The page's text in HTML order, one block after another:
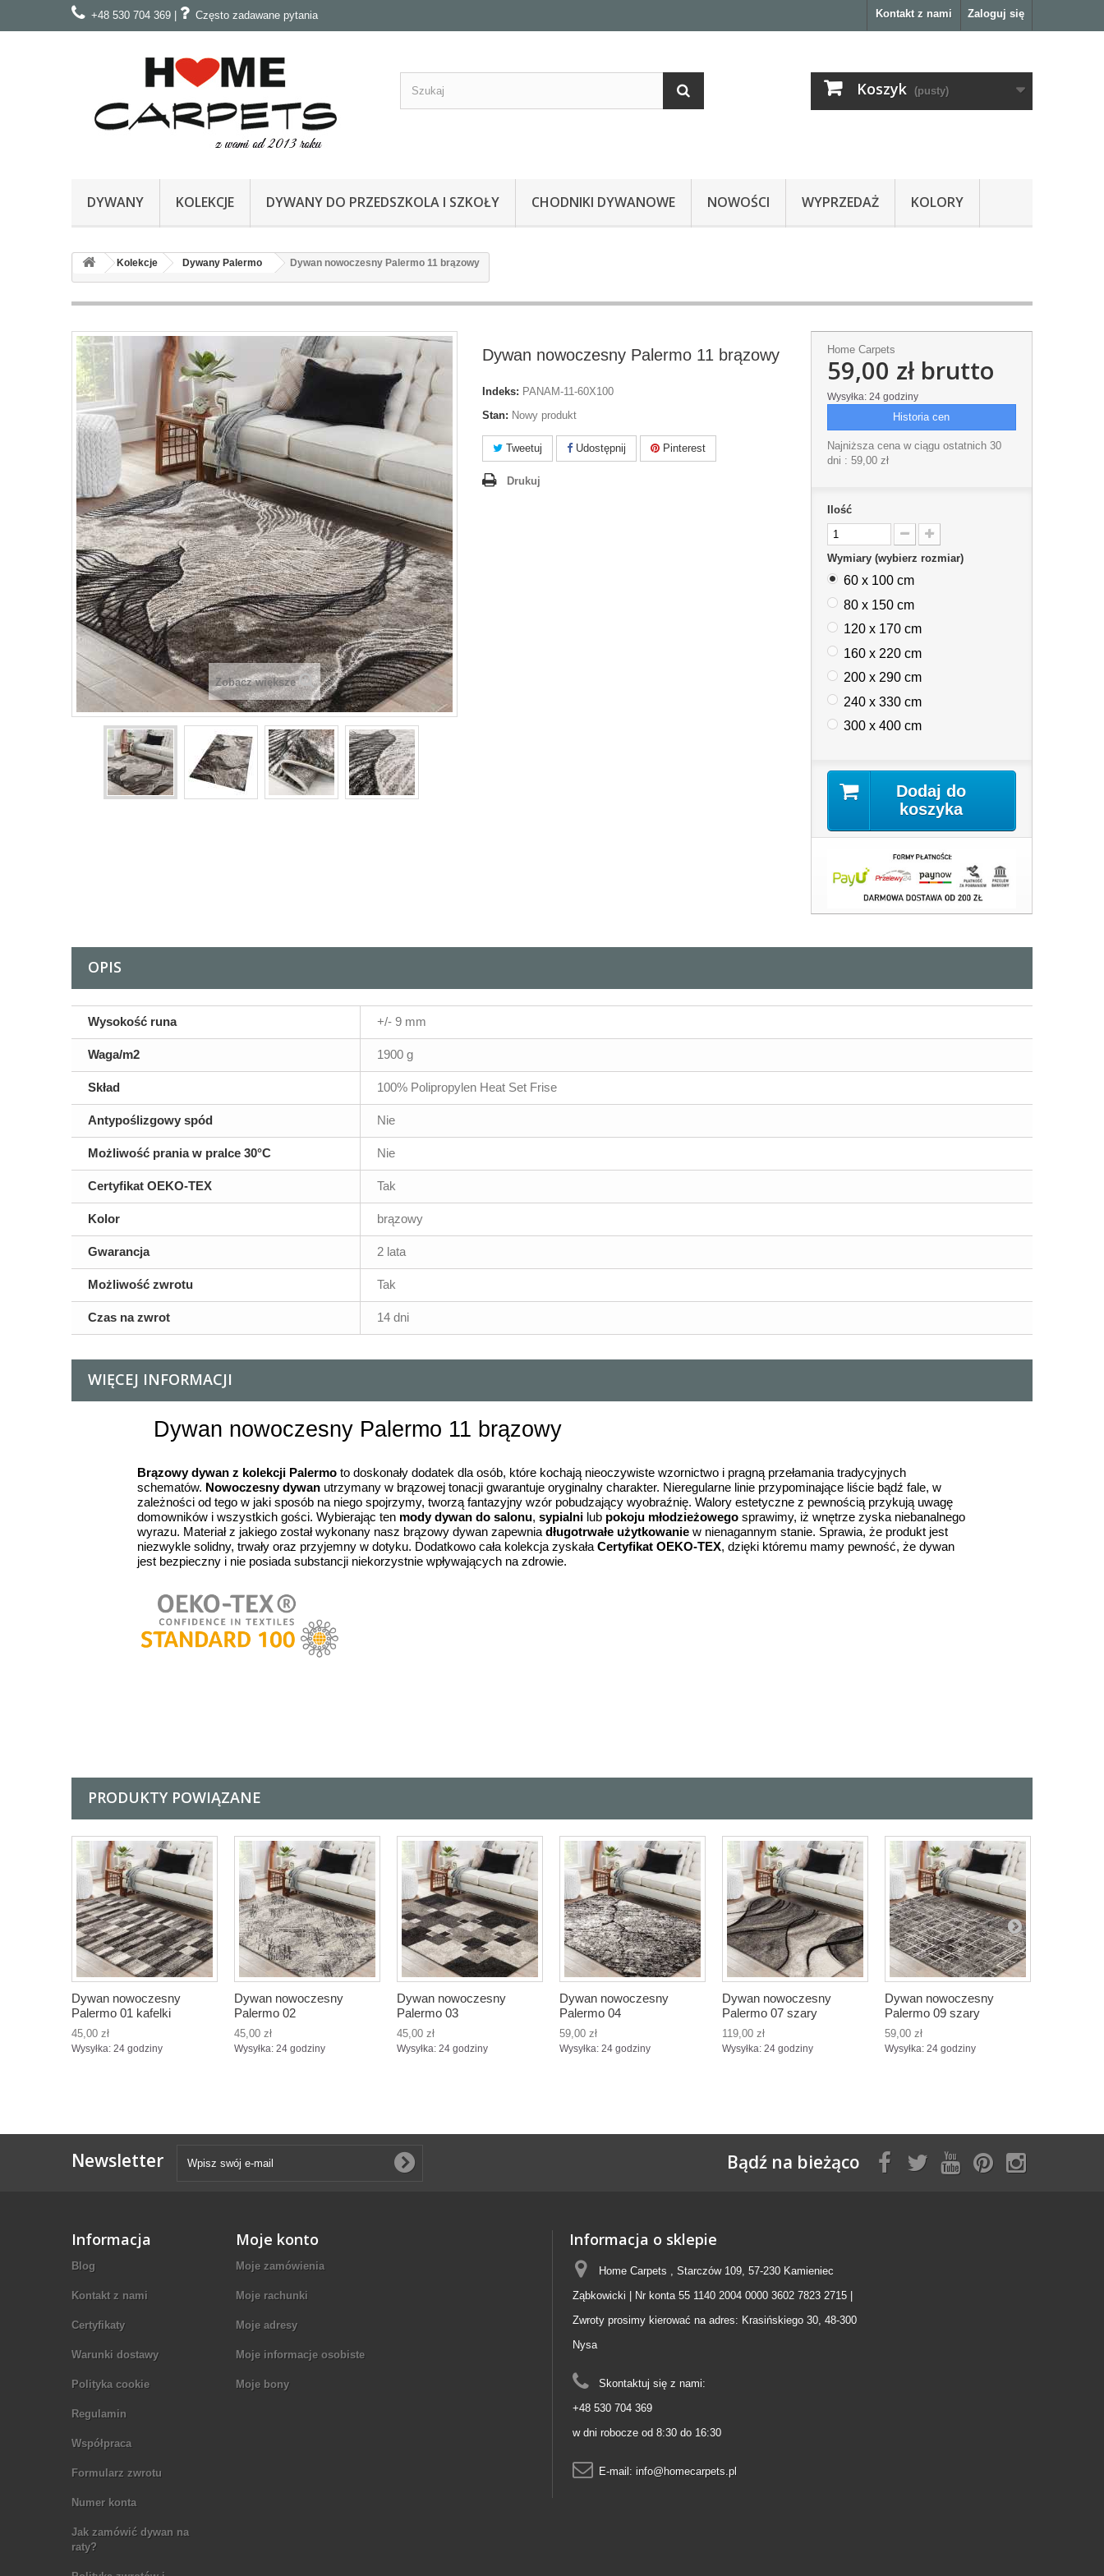
Zaloguj się
Kontakt z nami
+48 530 704 369 Często zadawane pytania
Koszyk (pusty)
DYWANY KOLEKCJE DYWANY DO PRZEDSZKOLA I SZKOŁY CHODNIKI DYWANOWE NOWOŚCI WYPRZEDAŻ KOLORY
Kolekcje Dywany Palermo Dywan nowoczesny Palermo 11 brązowy
Zobacz większe
Dywan nowoczesny Palermo 11 brązowy
Indeks: PANAM-11-60X100
Stan: Nowy produkt
Tweetuj Udostępnij Pinterest
Drukuj
Home Carpets
59,00 złbrutto
Wysyłka: 24 godziny
Historia cen
Najniższa cena w ciągu ostatnich 30
dni : 59,00 zł
Ilość
Wymiary (wybierz rozmiar)
60 x 100 cm
80 x 150 cm
120 x 170 cm
160 x 220 cm
200 x 290 cm
240 x 330 cm
300 x 400 cm
Dodaj do
koszyka
OPIS
Wysokość runa +/- 9 mm
Waga/m2 1900 g
Skład 100% Polipropylen Heat Set Frise
Antypoślizgowy spód Nie
Możliwość prania w pralce 30°C Nie
Certyfikat OEKO-TEX Tak
Kolor brązowy
Gwarancja 2 lata
Możliwość zwrotu Tak
Czas na zwrot 14 dni
WIĘCEJ INFORMACJI
Dywan nowoczesny Palermo 11 brązowy
Brązowy dywan z kolekcji Palermo to doskonały dodatek dla osób, które kochają nieoczywiste wzornictwo i pragną przełamania tradycyjnych
schematów. Nowoczesny dywan utrzymany w brązowej tonacji gwarantuje oryginalny charakter. Nieregularne linie przypominające liście bądź fale, w
zależności od tego w jaki sposób na niego spojrzymy, tworzą fantazyjny wzór pobudzający wyobraźnię. Walory estetyczne z pewnością przykują uwagę
domowników i wszystkich gości. Wybierając ten mody dywan do salonu, sypialni lub pokoju młodzieżowego sprawimy, iż wnętrze zyska niebanalnego
wyrazu. Materiał z jakiego został wykonany nasz brązowy dywan zapewnia długotrwałe użytkowanie w nienagannym stanie. Sprawia, że produkt jest
niezwykle solidny, trwały oraz przyjemny w dotyku. Dodatkowo cała kolekcja zyskała Certyfikat OEKO-TEX, dzięki któremu mamy pewność, że dywan
jest bezpieczny i nie posiada substancji niekorzystnie wpływających na zdrowie.
PRODUKTY POWIĄZANE
Dywan nowoczesny
Palermo 01 kafelki
45,00 zł
Wysyłka: 24 godziny
Dywan nowoczesny
Palermo 02
45,00 zł
Wysyłka: 24 godziny
Dywan nowoczesny
Palermo 03
45,00 zł
Wysyłka: 24 godziny
Dywan nowoczesny
Palermo 04
59,00 zł
Wysyłka: 24 godziny
Dywan nowoczesny
Palermo 07 szary
119,00 zł
Wysyłka: 24 godziny
Dywan nowoczesny
Palermo 09 szary
59,00 zł
Wysyłka: 24 godziny
Newsletter Bądź na bieżąco
Informacja
Blog
Kontakt z nami
Certyfikaty
Warunki dostawy
Polityka cookie
Regulamin
Współpraca
Formularz zwrotu
Numer konta
Jak zamówić dywan na
raty?
Moje konto
Moje zamówienia
Moje rachunki
Moje adresy
Moje informacje osobiste
Moje bony
Informacja o sklepie
Home Carpets , Starczów 109, 57-230 Kamieniec
Ząbkowicki | Nr konta 55 1140 2004 0000 3602 7823 2715 |
Zwroty prosimy kierować na adres: Krasińskiego 30, 48-300
Nysa
Skontaktuj się z nami:
+48 530 704 369
w dni robocze od 8:30 do 16:30
E-mail: info@homecarpets.pl